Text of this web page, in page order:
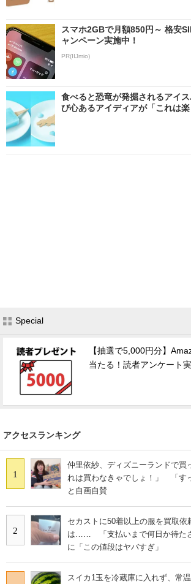
スマホ2GBで月額850円～ 格安
ャンペーン実施中！
PR(IIJmio)
食べると恐竜が発掘されるアイ
び心あるアイディアが「これは
Special
【抽選で5,000円分】
当たる！読者アンケート
アクセスランキング
1
仲里依紗、ディズニーランドで買
れは買わなきゃでしょ！」 「す
と自画自賛
2
セカストに50着以上の服を買取
は…… 「支払いまで何日か待た
に「この値段はヤバすぎ」
スイカ1玉を冷蔵庫に入れず、